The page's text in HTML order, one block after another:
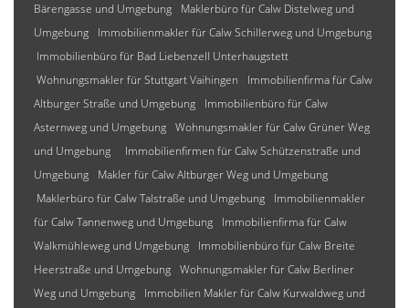
Bärengasse und Umgebung
Maklerbüro für Calw Distelweg und
Umgebung
Immobilienmakler für Calw Schillerweg und Umgebung
Immobilienbüro für Bad Liebenzell Unterhaugstett
Wohnungsmakler für Stuttgart Vaihingen
Immobilienfirma für Calw
Altburger Straße und Umgebung
Immobilienbüro für Calw
Asternweg und Umgebung Wohnungsmakler für Calw Grüner Weg
und Umgebung
Immobilienfirmen für Calw Schützenstraße und
Umgebung
Makler für Calw Altburger Weg und Umgebung
Maklerbüro für Calw Talstraße und Umgebung
Immobilienmakler
für Calw Tannenweg und Umgebung
Immobilienfirma für Calw
Walkmühleweg und Umgebung
Immobilienbüro für Calw Breite
Heerstraße und Umgebung Wohnungsmakler für Calw Berliner
Weg und Umgebung
Immobilien Makler für Calw Kurwaldweg und